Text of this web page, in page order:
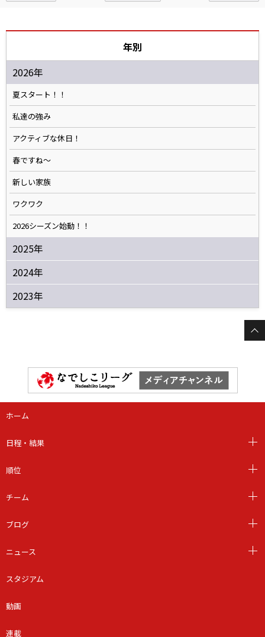
年別
2026年
夏スタート！！
私達の強み
アクティブな休日！
春ですね〜
新しい家族
ワクワク
2026シーズン始動！！
2025年
2024年
2023年
ホーム
日程・結果
順位
チーム
ブログ
ニュース
スタジアム
動画
連載